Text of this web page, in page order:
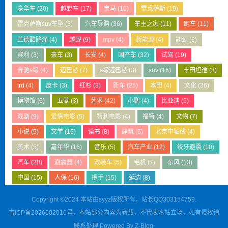
豪华车(20) 越野车(17) 宝马 (10) 雷克萨斯 (19)
雷克萨斯suv车型 (3) 汽车导购 (36) 车主之家 (11) 跑车 (11)
兰德酷路泽(4) 越野(9) mpv (4) 新能源 (4) 能源 (3)
宾利 (3) 豪车(3) 长安 (4) 国产车 (32) 试驾 (19)
奔驰s级 (4) 迈巴赫(7) s级迈巴赫 (3) suv (16) 丰田坦途 (3)
trd (4) 皮卡(3) 红杉 (3) 新车 (25) 本田 (4) 文化(36)
博物馆(6) 五菱(3) 艺术 (42) 小鹏 (4) 比亚迪 (5)
戏剧 (9) 爱情电影(5) 智利电影 (4) 福特 (4) 文物 (7)
小说(5) 文学(15) 读书 (8) 建筑 (6) 北京中轴线 (4)
美术(5) 嘉年华(16) 音乐 (5) 汽车产业 (12) 绞牙避震 (10)
汽车(20) 避震器(4) 改装车 (5) 电机 (7) 东风 (13)
中国 (15) 人保(16) 携手 (15) 延边 (8)
Copyright ©2024 本站由syyz版权所有，站长QQ303154759.
吉ICP备2026002010号 ，本站部分内容为转载，不代表本站立场，如有侵权请
联系处理 Powered By Z-Blog.